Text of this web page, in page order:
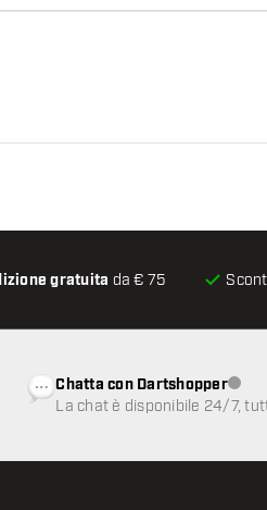
gratuita da € 75
Chatta con Dartshopper
La chat è disponibile 24/7,